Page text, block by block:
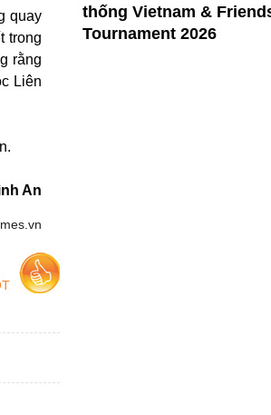
quay
trong
rằng
Liên
An
thống Vietnam &
Tournament 2026